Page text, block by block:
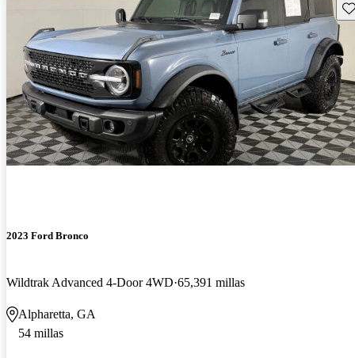
2023 Ford Bronco
Wildtrak Advanced 4-Door 4WD 65,391 millas
Alpharetta, GA
54 millas